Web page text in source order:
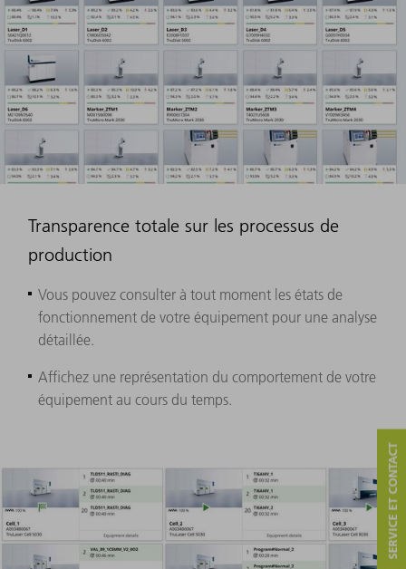
Transparence totale sur les processus de
production
Vous pouvez consulter à tout moment les états de
fonctionnement de votre équipement pour une analyse
détaillée.
Affichez une représentation du comportement de votre
équipement au cours du temps.
SERVICE ET CONTACT